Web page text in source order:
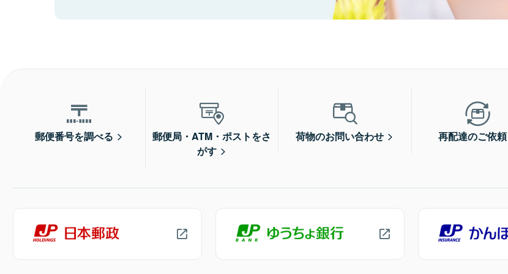
郵便番号を調べる
郵便局・ATM・ポストをさ
がす
荷物のお問い合わせ 再配達のご依頼